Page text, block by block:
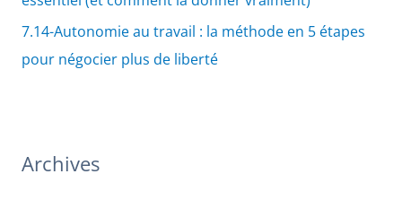
7.14-Autonomie au travail : la méthode en 5 étapes
pour négocier plus de liberté
Archives